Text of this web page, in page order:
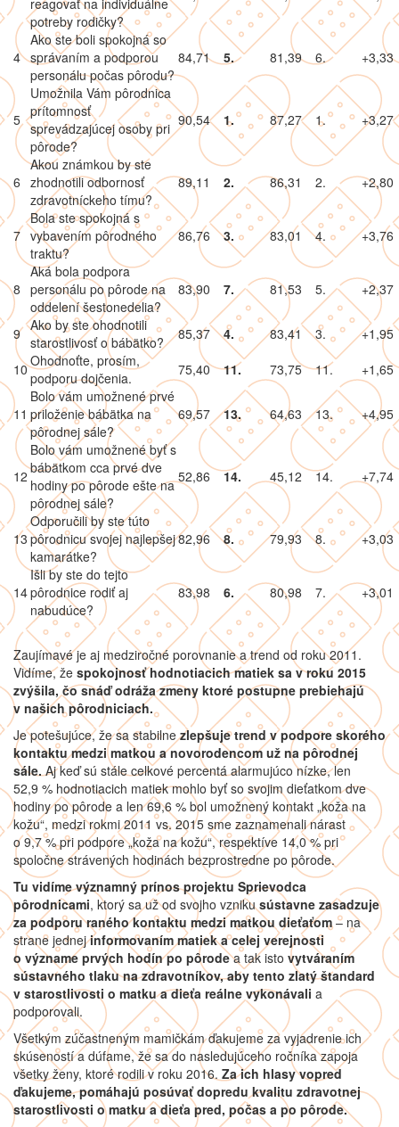
reagovať na individuálne
potreby rodičky?
4
Ako ste boli spokojná so
správaním a podporou
personálu počas pôrodu?
84,71 5. 81,39 6. +3,33
5
Umožnila Vám pôrodnica
prítomnosť
sprevádzajúcej osoby pri
pôrode?
90,54 1. 87,27 1. +3,27
6
Akou známkou by ste
zhodnotili odbornosť
zdravotníckeho tímu?
89,11 2. 86,31 2. +2,80
7
Bola ste spokojná s
vybavením pôrodného
traktu?
86,76 3. 83,01 4. +3,76
8
Aká bola podpora
personálu po pôrode na
oddelení šestonedelia?
83,90 7. 81,53 5. +2,37
9 Ako by ste ohodnotili
starostlivosť o bábätko?
85,37 4. 83,41 3.
+1,95
10Ohodnoťte, prosím,
podporu dojčenia.
75,40 11. 73,75 11. +1,65
11
Bolo vám umožnené prvé
priloženie bábätka na
pôrodnej sále?
69,57 13. 64,63 13. +4,95
12
Bolo vám umožnené byť s
bábätkom cca prvé dve
hodiny po pôrode ešte na
pôrodnej sále?
52,86 14. 45,12 14. +7,74
13
Odporučili by ste túto
pôrodnicu svojej najlepšej
kamarátke?
82,96 8. 79,93 8. +3,03
14
Išli by ste do tejto
pôrodnice rodiť aj
nabudúce?
83,98 6. 80,98 7. +3,01
Zaujímavé je aj medziročné porovnanie a trend od roku 2011.
Vidíme, že spokojnosť hodnotiacich matiek sa v roku 2015
zvýšila, čo snáď odráža zmeny ktoré postupne prebiehajú
v našich pôrodniciach.
Je potešujúce, že sa stabilnezlepšuje trend v podpore skorého
kontaktu medzi matkou a novorodencom už na pôrodnej
sále.Aj keď sú stále celkové percentá alarmujúco nízke, len
52,9 % hodnotiacich matiek mohlo byť so svojim dieťatkom dve
hodiny po pôrode a len 69,6 % bol umožnený kontakt „koža na
kožu“, medzi rokmi 2011 vs. 2015 sme zaznamenali nárast
o 9,7 % pri podpore „koža na kožu“, respektíve 14,0 % pri
spoločne strávených hodinách bezprostredne po pôrode.
Tu vidíme významný prínos projektu Sprievodca
pôrodnicami, ktorý sa už od svojho vznikusústavne zasadzuje
za podporu raného kontaktu medzi matkou dieťaťom– na
strane jednejinformovaním matiek a celej verejnosti
o význame prvých hodín po pôrodea tak isto vytváraním
sústavného tlaku na zdravotníkov, aby tento zlatý štandard
v starostlivosti o matku a dieťa reálne vykonávali a
podporovali.
Všetkým zúčastneným mamičkám ďakujeme za vyjadrenie ich
skúseností a dúfame, že sa do nasledujúceho ročníka zapoja
všetky ženy, ktoré rodili v roku 2016. Za ich hlasy vopred
ďakujeme, pomáhajú posúvať dopredu kvalitu zdravotnej
starostlivosti o matku a dieťa pred, počas a po pôrode.